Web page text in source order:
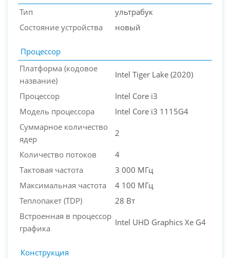
Тип
ультрабук
Состояние устройства
новый
Процессор
Платформа (кодовое
название)
Intel Tiger Lake (2020)
Процессор
Intel Core i3
Модель процессора
Intel Core i3 1115G4
Суммарное количество
ядер
2
Количество потоков
4
Тактовая частота
3 000 МГц
Максимальная частота
4 100 МГц
Теплопакет (TDP)
28 Вт
Встроенная в процессор
графика
Intel UHD Graphics Xe G4
Конструкция